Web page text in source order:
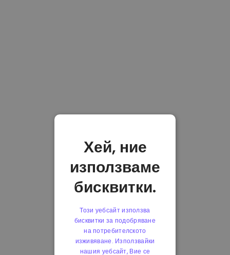
Хей, ние
използваме
бисквитки.
Този уебсайт използва
бисквитки за подобряване
на потребителското
изживяване. Използвайки
нашия уебсайт, Вие се